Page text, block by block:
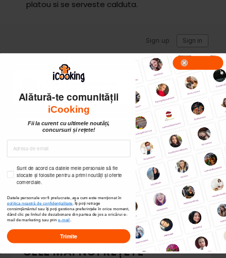
platou si se serveste calduta.
CELE MAI NOI REȚETE
Alătură-te comunității
iCooking
Fii la curent cu ultimele noutăți,
concursuri și rețete!
Sunt de acord ca datele mele personale să fie
stocate și folosite pentru a primi noutăți și oferte
comerciale.
Datele personale vor fi prelucrate, așa cum este menționat în
politica noastră de confidențialitate . Îți poți retrage
consimțământul sau îți poți gestiona preferințele în orice moment,
dând clic pe linkul de dezabonare din partea de jos a oricărui e-
mail de marketing sau prine-mail
Trimite